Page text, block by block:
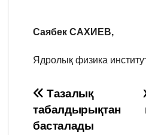
Саябек САХИЕВ,
Ядролық физика
Навигация
по
Тазалық
табалдырықтан
басталады